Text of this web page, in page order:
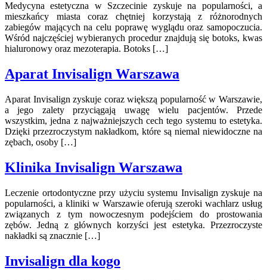
Medycyna estetyczna w Szczecinie zyskuje na popularności, a
mieszkańcy miasta coraz chętniej korzystają z różnorodnych
zabiegów mających na celu poprawę wyglądu oraz samopoczucia.
Wśród najczęściej wybieranych procedur znajdują się botoks, kwas
hialuronowy oraz mezoterapia. Botoks […]
Aparat Invisalign Warszawa
Aparat Invisalign zyskuje coraz większą popularność w Warszawie,
a jego zalety przyciągają uwagę wielu pacjentów. Przede
wszystkim, jedna z najważniejszych cech tego systemu to estetyka.
Dzięki przezroczystym nakładkom, które są niemal niewidoczne na
zębach, osoby […]
Klinika Invisalign Warszawa
Leczenie ortodontyczne przy użyciu systemu Invisalign zyskuje na
popularności, a kliniki w Warszawie oferują szeroki wachlarz usług
związanych z tym nowoczesnym podejściem do prostowania
zębów. Jedną z głównych korzyści jest estetyka. Przezroczyste
nakładki są znacznie […]
Invisalign dla kogo